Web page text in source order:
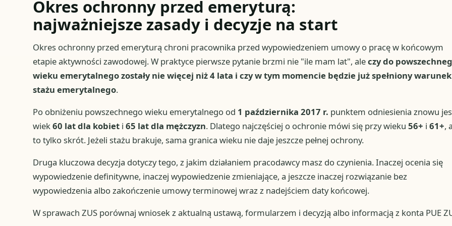
Okres ochronny przed emeryturą:
najważniejsze zasady i decyzje na start
Okres ochronny przed emeryturą chroni pracownika przed wypowiedzeniem umowy o pracę w końcowym
etapie aktywności zawodowej. W praktyce pierwsze pytanie brzmi nie "ile mam lat", aleczy do
wieku emerytalnego zostały nie więcej niż 4 lata i czy w tym momencie będzie już spełniony warunek
stażu emerytalnego.
Po obniżeniu powszechnego wieku emerytalnego od 1 października 2017 r. punktem odniesienia znowu
wiek60 lat dla kobieti 65 lat dla mężczyzn. Dlatego najczęściej o ochronie mówi się przy wieku 56+ i 61+,
to tylko skrót. Jeżeli stażu brakuje, sama granica wieku nie daje jeszcze pełnej ochrony.
Druga kluczowa decyzja dotyczy tego, z jakim działaniem pracodawcy masz do czynienia. Inaczej ocenia się
wypowiedzenie definitywne, inaczej wypowiedzenie zmieniające, a jeszcze inaczej rozwiązanie bez
wypowiedzenia albo zakończenie umowy terminowej wraz z nadejściem daty końcowej.
W sprawach ZUS porównaj wniosek z aktualną ustawą, formularzem i decyzją albo informacją z konta PUE